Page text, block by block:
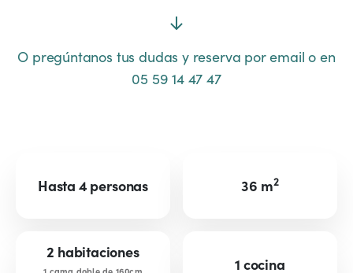
O pregúntanos tus dudas y reserva poremail o en
05 59 14 47 47
Hasta 4 personas 36 m2
2 habitaciones
1 cocina